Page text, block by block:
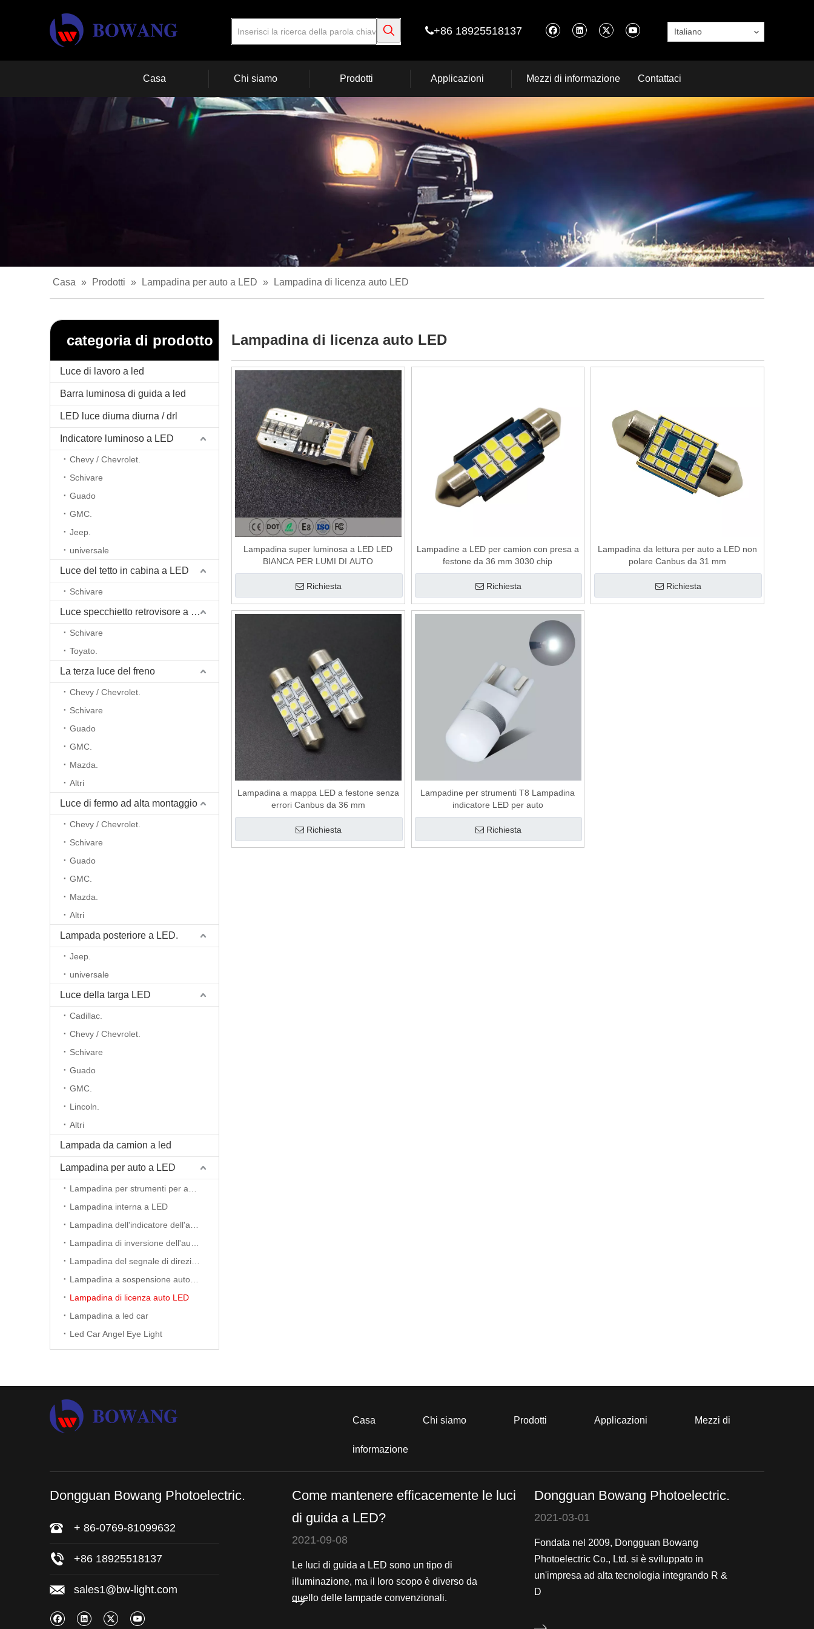
+86 18925518137 Italiano
Casa Chi siamo Prodotti Applicazioni Mezzi di informazione Contattaci
Casa » Prodotti » Lampadina per auto a LED » Lampadina di licenza auto LED
categoria di prodotto
Luce di lavoro a led
Barra luminosa di guida a led
LED luce diurna diurna / drl
Indicatore luminoso a LED
Chevy / Chevrolet.
Schivare
Guado
GMC.
Jeep.
universale
Luce del tetto in cabina a LED
Schivare
Luce specchietto retrovisore a retrovisore a LED
Schivare
Toyato.
La terza luce del freno
Chevy / Chevrolet.
Schivare
Guado
GMC.
Mazda.
Altri
Luce di fermo ad alta montaggio
Chevy / Chevrolet.
Schivare
Guado
GMC.
Mazda.
Altri
Lampada posteriore a LED.
Jeep.
universale
Luce della targa LED
Cadillac.
Chevy / Chevrolet.
Schivare
Guado
GMC.
Lincoln.
Altri
Lampada da camion a led
Lampadina per auto a LED
Lampadina interna a LED
Lampadina di licenza auto LED
Lampadina a led car
Led Car Angel Eye Light
Lampadina di licenza auto LED
Lampadina super luminosa a LED LED
BIANCA PER LUMI DI AUTO
Richiesta
Lampadine a LED per camion con presa a
festone da 36 mm 3030 chip
Richiesta
Lampadina da lettura per auto a LED non
polare Canbus da 31 mm
Richiesta
Lampadina a mappa LED a festone senza
errori Canbus da 36 mm
Richiesta
Lampadine per strumenti T8 Lampadina
indicatore LED per auto
Richiesta
Casa Chi siamo Prodotti Applicazioni Mezzi di
informazione
Dongguan Bowang Photoelectric.
+ 86-0769-81099632
+86 18925518137
sales1@bw-light.com
Come mantenere efficacemente le luci
di guida a LED?
2021-09-08
Le luci di guida a LED sono un tipo di
illuminazione, ma il loro scopo è diverso da
quello delle lampade convenzionali.
Dongguan Bowang Photoelectric.
2021-03-01
Fondata nel 2009, Dongguan Bowang
Photoelectric Co., Ltd. si è sviluppato in
un'impresa ad alta tecnologia integrando R &
D